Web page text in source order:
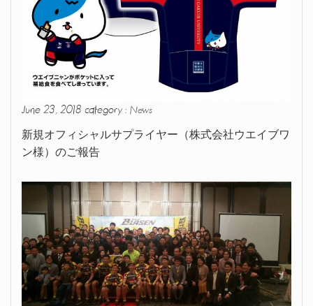
June 23, 2018 category : News
新規オフィシャルサプライヤー（株式会社ウエイブワ
ン様）のご報告